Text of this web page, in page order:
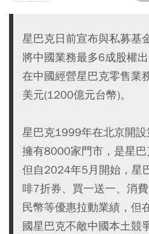
星巴克日前宣布與私募基
將中國業務最多6成股權
在中國經營星巴克零售業
美元(1200億元台幣)。
星巴克1999年在北京開
擁有8000家門市，是星巴
但自2024年5月開始，星
啡7折券、買一送一、消
民幣等優惠拉動業績，但
國星巴克不敵中國本土競